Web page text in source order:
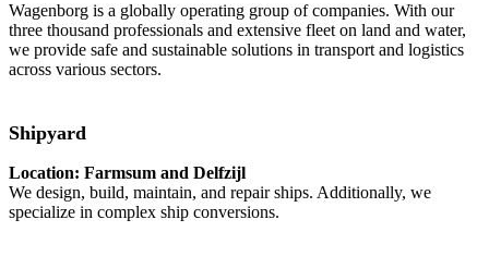
Wagenborg is a globally operating group of companies. With our
three thousand professionals and extensive fleet on land and water,
we provide safe and sustainable solutions in transport and logistics
across various sectors.
Shipyard
Location: Farmsum and Delfzijl
We design, build, maintain, and repair ships. Additionally, we
specialize in complex ship conversions.